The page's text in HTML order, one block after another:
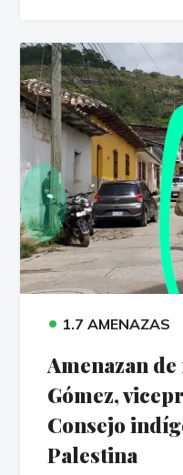
• 1.7 AMENAZAS
Amenazan
Gómez,
Consejo
Palestina